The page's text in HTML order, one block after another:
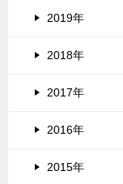
2019年
2018年
2017年
2016年
2015年